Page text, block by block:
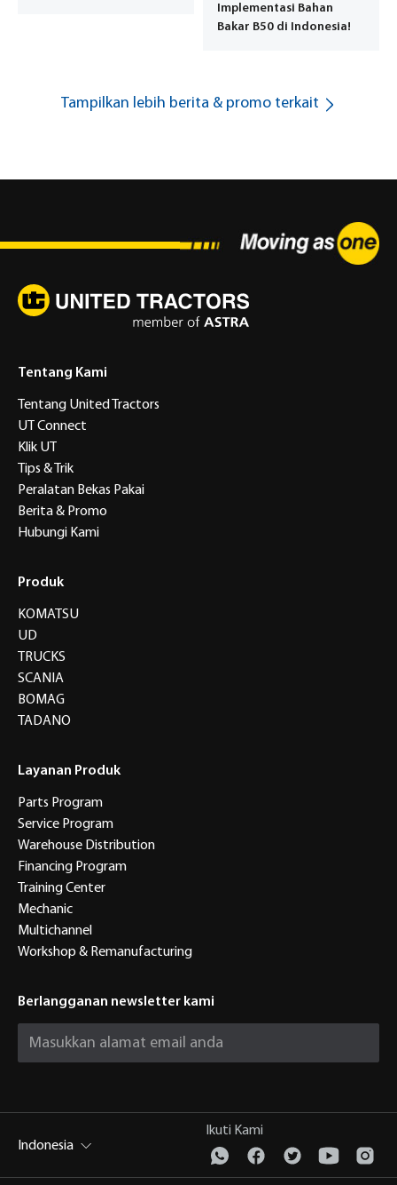
Implementasi Bahan
Bakar B50 di Indonesia!
Tampilkan lebih berita & promo terkait
Tentang Kami
Tentang United Tractors
UT Connect
Klik UT
Tips & Trik
Peralatan Bekas Pakai
Berita & Promo
Hubungi Kami
Produk
KOMATSU
UD
TRUCKS
SCANIA
BOMAG
TADANO
Layanan Produk
Parts Program
Service Program
Warehouse Distribution
Financing Program
Training Center
Mechanic
Multichannel
Workshop & Remanufacturing
Berlangganan newsletter kami
Indonesia
Ikuti Kami